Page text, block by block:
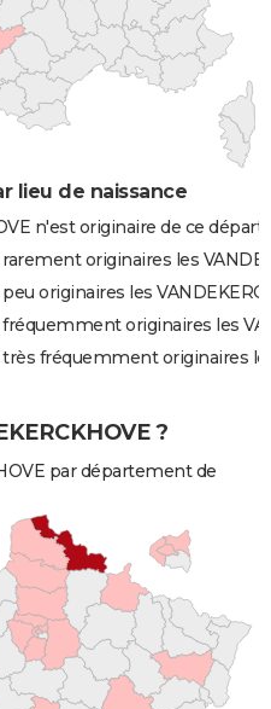
lieu de naissance
n'est originaire de ce
originaires les
originaires les
originaires les
fréquemment originaires
?
par département de